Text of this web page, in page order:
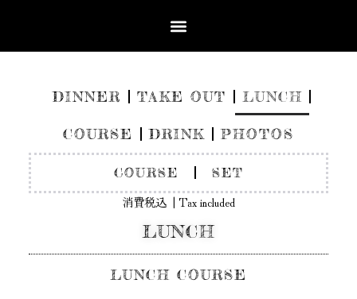
DINNER TAKE OUT LUNCH
COURSE DRINK PHOTOS
COURSE SET
消費税込 | Tax included
LUNCH
LUNCH COURSE